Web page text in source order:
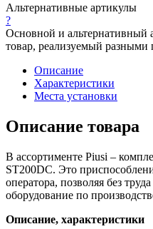
Альтернативные артикулы
?
Основной и альтернативный
товар, реализуемый разными
Описание
Характеристики
Места установки
Описание товара
В ассортименте Piusi –
ST200DC. Это
оператора, позволяя без
оборудование по
Описание, характеристики